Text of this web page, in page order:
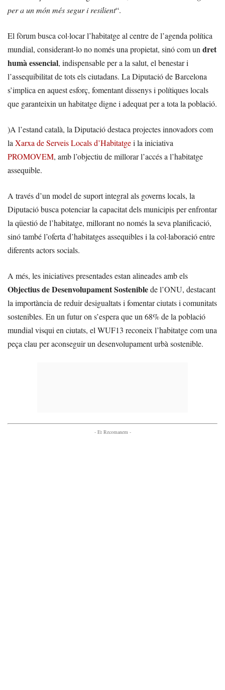
per a un món més segur i resilient“.
El fòrum busca col·locar l’habitatge al centre de l’agenda política
mundial, considerant-lo no només una propietat, sinó com un dret
humà essencial, indispensable per a la salut, el benestar i
l’assequibilitat de tots els ciutadans. La Diputació de Barcelona
s’implica en aquest esforç, fomentant dissenys i polítiques locals
que garanteixin un habitatge digne i adequat per a tota la població.
)A l’estand català, la Diputació destaca projectes innovadors com
la Xarxa de Serveis Locals d’Habitatgei la iniciativa
PROMOVEM, amb l’objectiu de millorar l’accés a l’habitatge
assequible.
A través d’un model de suport integral als governs locals, la
Diputació busca potenciar la capacitat dels municipis per enfrontar
la qüestió de l’habitatge, millorant no només la seva planificació,
sinó també l’oferta d’habitatges assequibles i la col·laboració entre
diferents actors socials.
A més, les iniciatives presentades estan alineades amb els
Objectius de Desenvolupament Sosteniblede l’ONU, destacant
la importància de reduir desigualtats i fomentar ciutats i comunitats
sostenibles. En un futur on s’espera que un 68% de la població
mundial visqui en ciutats, el WUF13 reconeix l’habitatge com una
peça clau per aconseguir un desenvolupament urbà sostenible.
- Et Recomanem -